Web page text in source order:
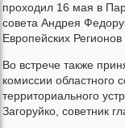
проходил 16 мая в
совета Андрея
Европейских
Во встрече также
комиссии областного
территориального
Загоруйко, советник